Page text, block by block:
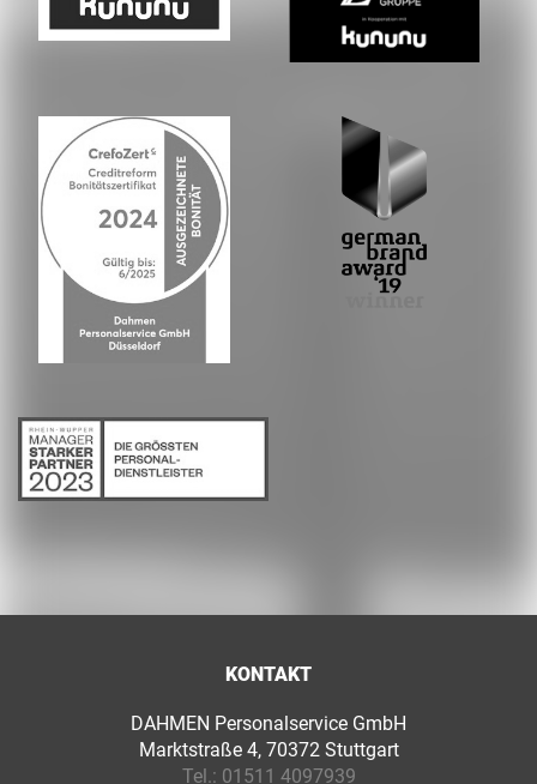
KONTAKT
DAHMEN Personalservice GmbH
Marktstraße 4, 70372 Stuttgart
Tel.: 01511 4097939